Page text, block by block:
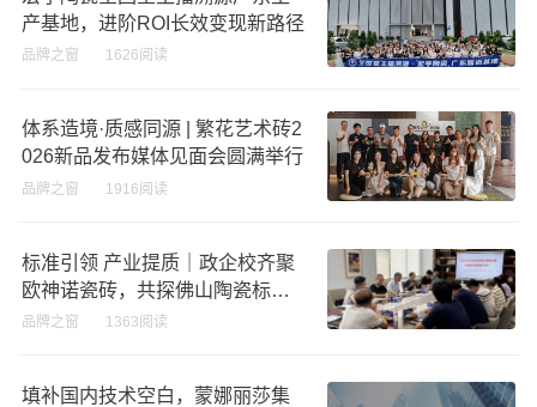
产基地，进阶ROI长效变现新路径
品牌之窗 1626阅读
体系造境·质感同源 | 繁花艺术砖2
026新品发布媒体见面会圆满举行
品牌之窗 1916阅读
标准引领 产业提质｜政企校齐聚
欧神诺瓷砖，共探佛山陶瓷标准
化发展新路径
品牌之窗 1363阅读
填补国内技术空白，蒙娜丽莎集